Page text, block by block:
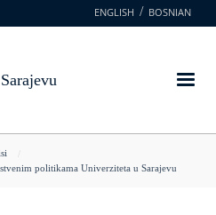
ENGLISH BOSNIAN
politikama Univerziteta u Sarajevu